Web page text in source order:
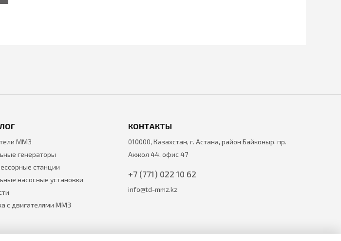
ММЗ
генераторы
станции
насосные установки
с двигателями ММЗ
КОНТАКТЫ
010000, Казахстан, г. Астана, район Байконыр, пр.
Акжол 44, офис 47
+7 (771) 022 10 62
info@td-mmz.kz